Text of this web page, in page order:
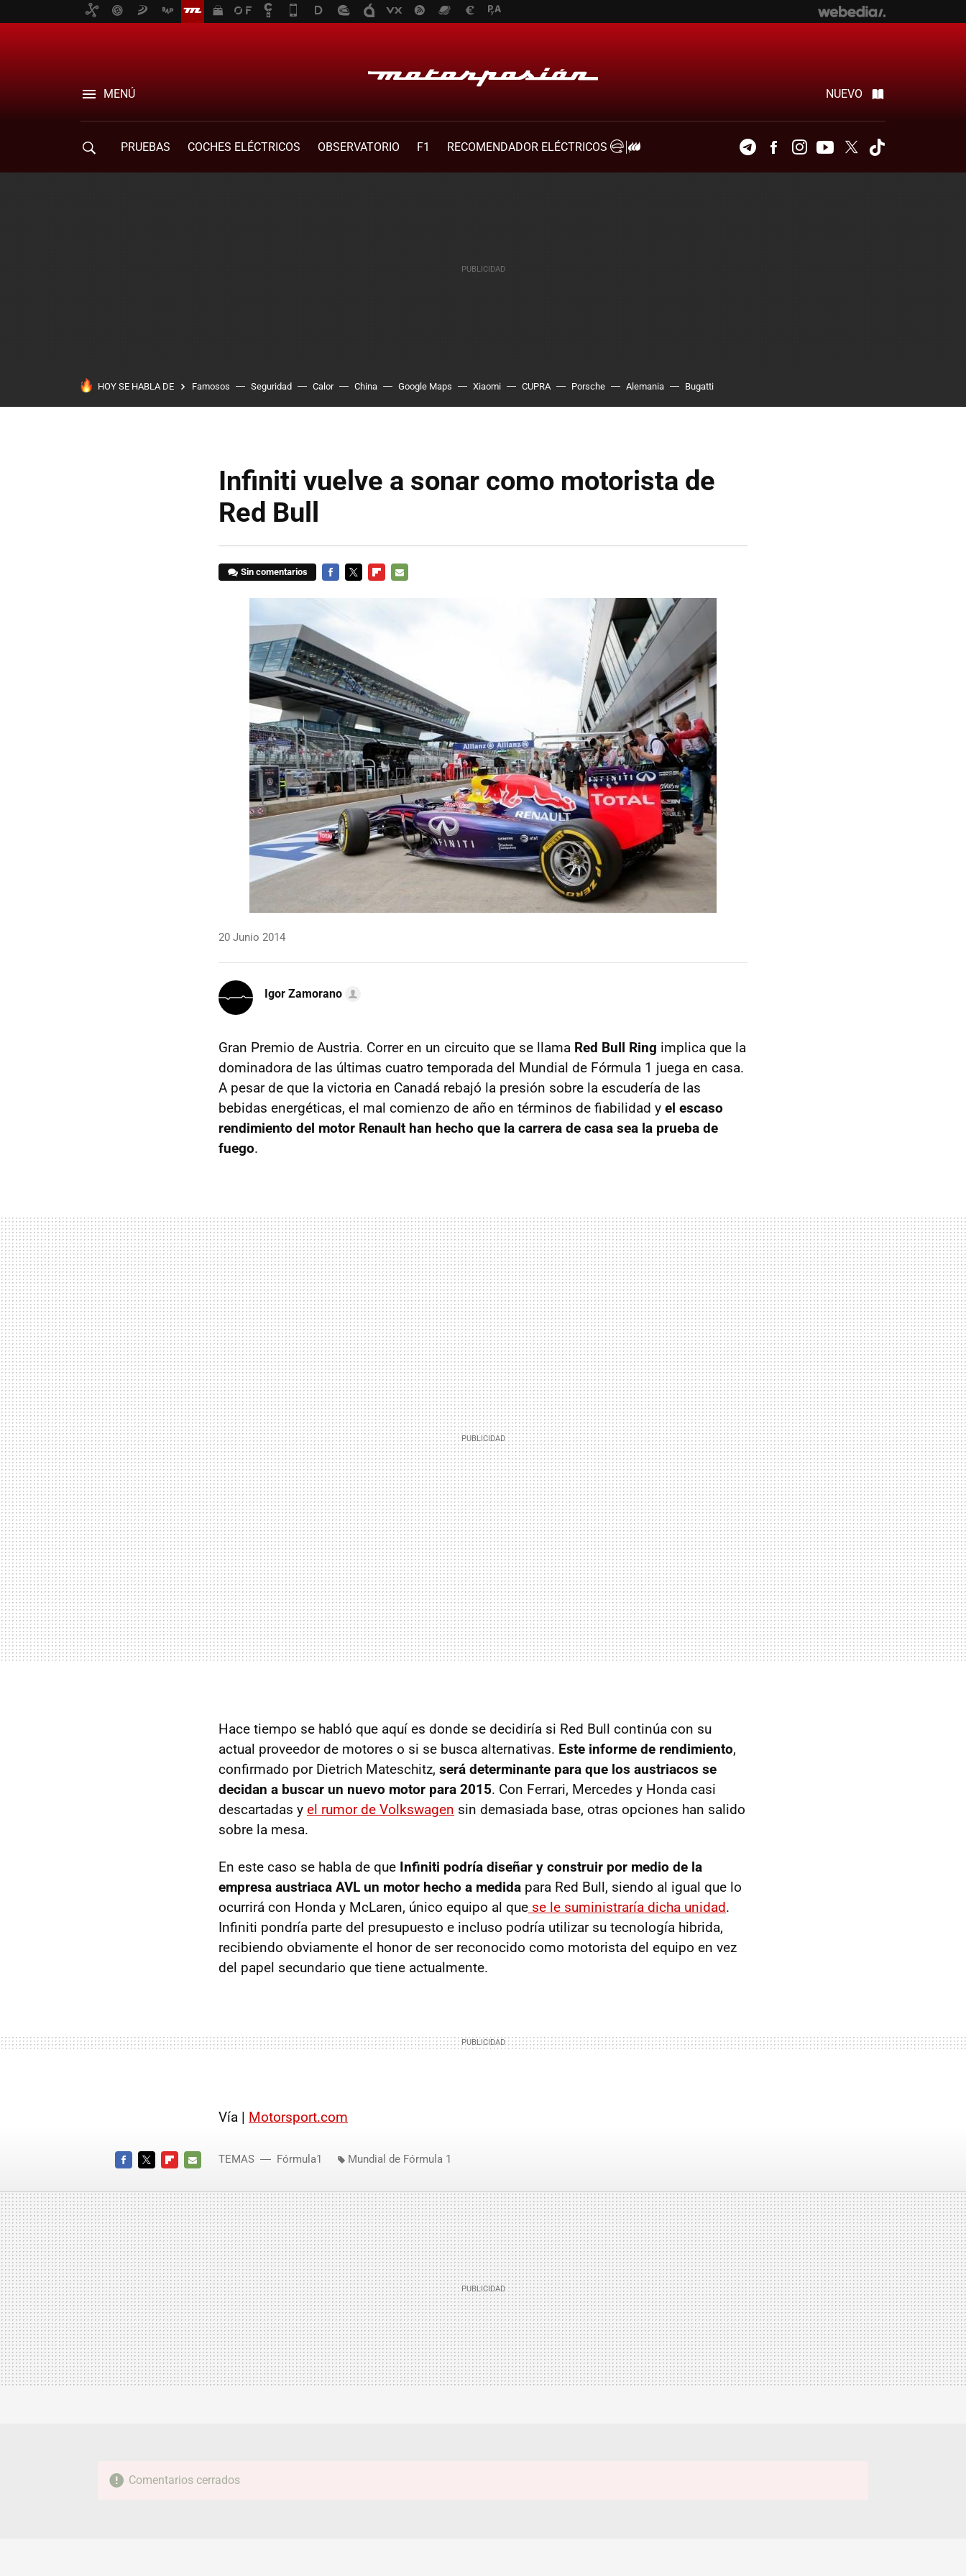
MENÚ NUEVO
PRUEBAS COCHES ELÉCTRICOS OBSERVATORIO F1
RECOMENDADOR ELÉCTRICOS
TelegramFacebookInstagramYoutubeTwitter
HOY SE HABLA DE Famosos Seguridad Calor China Google Maps Xiaomi CUPRA Porsche Alemania Bugatti
Infiniti vuelve a sonar como motorista de
Red Bull
Sin comentarios
20 Junio 2014
Igor Zamorano
Gran Premio de Austria. Correr en un circuito que se llama Red Bull Ring implica que la
dominadora de las últimas cuatro temporada del Mundial de Fórmula 1 juega en casa.
A pesar de que la victoria en Canadá rebajó la presión sobre la escudería de las
bebidas energéticas, el mal comienzo de año en términos de fiabilidad y el escaso
rendimiento del motor Renault han hecho que la carrera de casa sea la prueba de
fuego.
Hace tiempo se habló que aquí es donde se decidiría si Red Bull continúa con su
actual proveedor de motores o si se busca alternativas. Este informe de rendimiento,
confirmado por Dietrich Mateschitz, será determinante para que los austriacos se
decidan a buscar un nuevo motor para 2015. Con Ferrari, Mercedes y Honda casi
descartadas y el rumor de Volkswagen sin demasiada base, otras opciones han salido
sobre la mesa.
En este caso se habla de que Infiniti podría diseñar y construir por medio de la
empresa austriaca AVL un motor hecho a medida para Red Bull, siendo al igual que lo
ocurrirá con Honda y McLaren, único equipo al que se le suministraría dicha unidad.
Infiniti pondría parte del presupuesto e incluso podría utilizar su tecnología hibrida,
recibiendo obviamente el honor de ser reconocido como motorista del equipo en vez
del papel secundario que tiene actualmente.
Vía | Motorsport.com
MAIL
TEMAS Fórmula1 Mundial de Fórmula 1
Comentarios cerrados